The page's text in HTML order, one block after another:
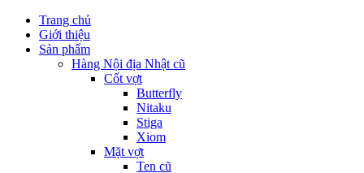
Trang chủ
Giới thiệu
Sản phẩm
Hàng Nội địa Nhật cũ
Cốt vợt
Butterfly
Nitaku
Stiga
Xiom
Mặt vợt
Ten cũ